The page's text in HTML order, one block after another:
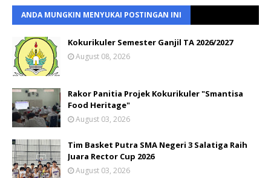
ANDA MUNGKIN MENYUKAI POSTINGAN INI
Kokurikuler Semester Ganjil TA 2026/2027
August 08, 2026
Rakor Panitia Projek Kokurikuler "Smantisa
Food Heritage"
August 03, 2026
Tim Basket Putra SMA Negeri 3 Salatiga Raih
Juara Rector Cup 2026
August 03, 2026